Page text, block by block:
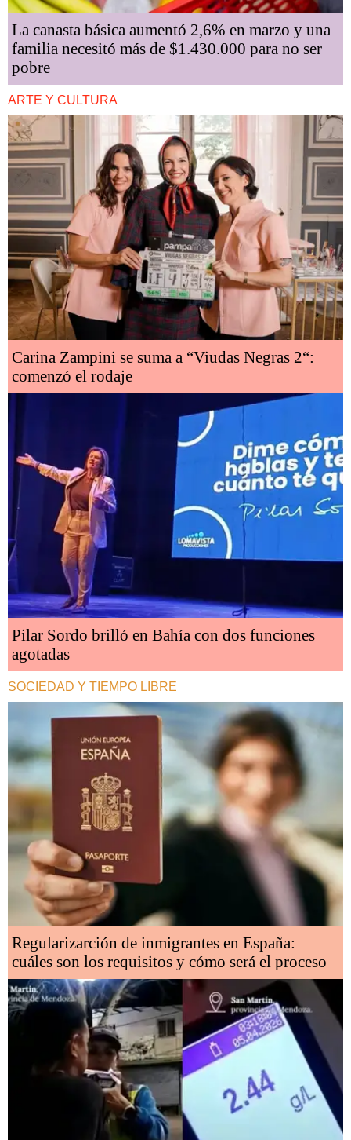
La canasta básica aumentó 2,6% en marzo y una
familia necesitó más de $1.430.000 para no ser
pobre
ARTE Y CULTURA
Carina Zampini se suma a “Viudas Negras 2“:
comenzó el rodaje
Pilar Sordo brilló en Bahía con dos funciones
agotadas
SOCIEDAD Y TIEMPO LIBRE
Regularizarción de inmigrantes en España:
cuáles son los requisitos y cómo será el proceso